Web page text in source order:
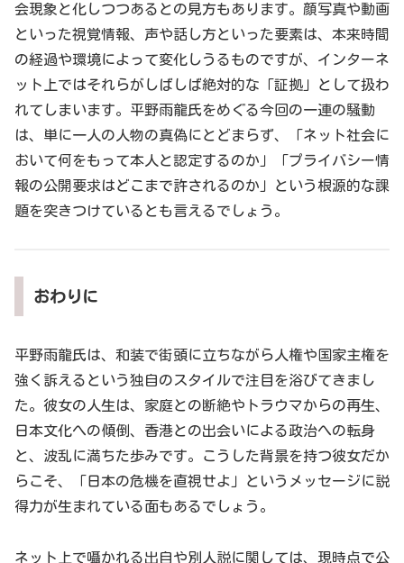
会現象と化しつつあるとの見方もあります。顔写真や動画
といった視覚情報、声や話し方といった要素は、本来時間
の経過や環境によって変化しうるものですが、インターネ
ット上ではそれらがしばしば絶対的な「証拠」として扱わ
れてしまいます。平野雨龍氏をめぐる今回の一連の騒動
は、単に一人の人物の真偽にとどまらず、「ネット社会に
おいて何をもって本人と認定するのか」「プライバシー情
報の公開要求はどこまで許されるのか」という根源的な課
題を突きつけているとも言えるでしょう。
おわりに
平野雨龍氏は、和装で街頭に立ちながら人権や国家主権を
強く訴えるという独自のスタイルで注目を浴びてきまし
た。彼女の人生は、家庭との断絶やトラウマからの再生、
日本文化への傾倒、香港との出会いによる政治への転身
と、波乱に満ちた歩みです。こうした背景を持つ彼女だか
らこそ、「日本の危機を直視せよ」というメッセージに説
得力が生まれている面もあるでしょう。
ネット上で囁かれる出自や別人説に関しては、現時点で公